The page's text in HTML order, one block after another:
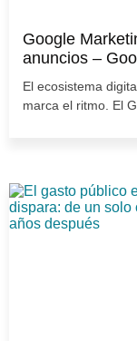
Google
anuncios –
El ecosistema
marca el ritmo. El